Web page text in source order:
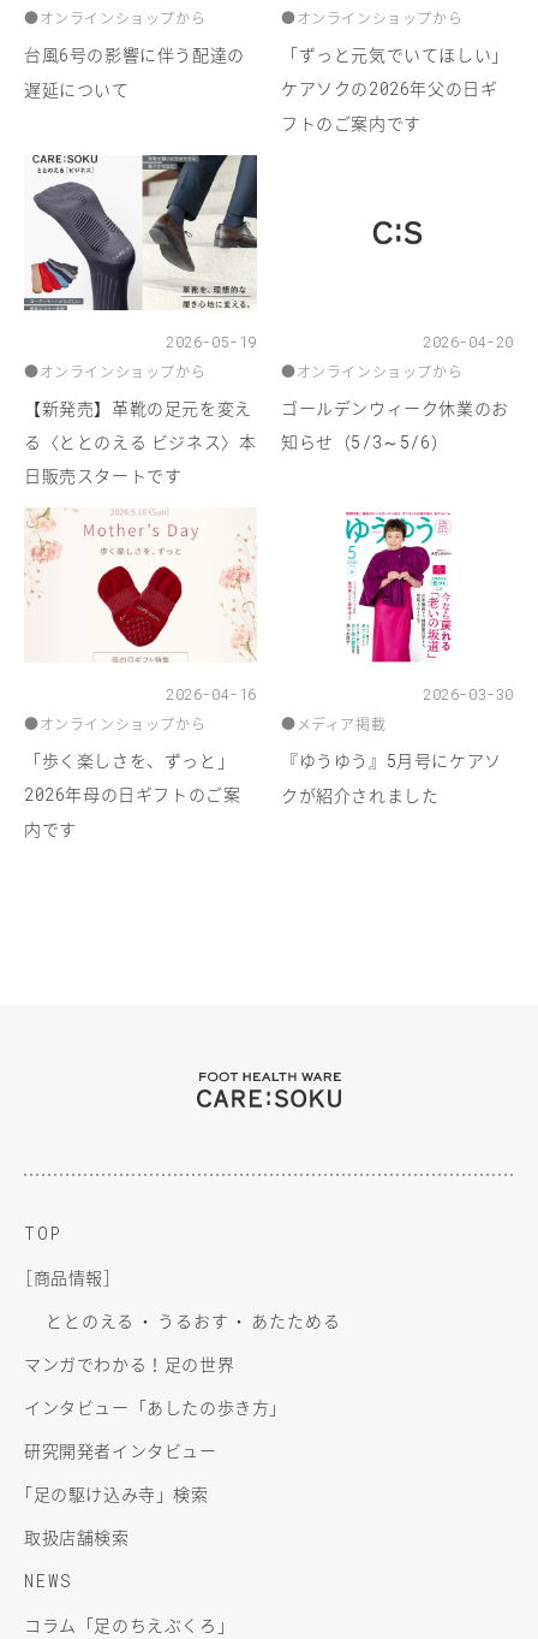
●オンラインショップから
台風6号の影響に伴う配達の
遅延について
●オンラインショップから
「ずっと元気でいてほしい」
ケアソクの2026年父の日ギ
フトのご案内です
2026-05-19
●オンラインショップから
【新発売】革靴の足元を変え
る〈ととのえる ビジネス〉本
日販売スタートです
2026-04-20
●オンラインショップから
ゴールデンウィーク休業のお
知らせ（5/3 ～ 5/6）
2026-04-16
●オンラインショップから
「歩く楽しさを、ずっと」
2026年母の日ギフトのご案
内です
2026-03-30
●メディア掲載
『ゆうゆう』 5月号にケアソ
クが紹介されました
TOP
［商品情報］
ととのえる
うるおす
あたためる
マンガでわかる！足の世界
インタビュー「あしたの歩き方」
研究開発者インタビュー
「足の駆け込み寺」検索
取扱店舗検索
NEWS
コラム「足のちえぶくろ」